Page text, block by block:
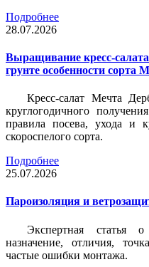
Подробнее
28.07.2026
Выращивание кресс-
грунте особенности сорта
Кресс-салат Мечта
круглогодичного
правила посева, ухода и
скороспелого сорта.
Подробнее
25.07.2026
Пароизоляция и
Экспертная статья
назначение, отличия,
частые ошибки монтажа.